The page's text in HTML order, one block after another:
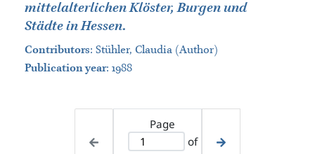
mittelalterlichen Klöster, Burgen und
Städte in Hessen.
Contributors: Stühler, Claudia (Author)
Publication year: 1988
Page
of